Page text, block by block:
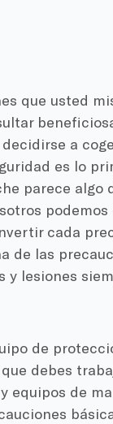
que usted
a
es lo
parece algo
cada
de las
y lesiones
de
debes
de